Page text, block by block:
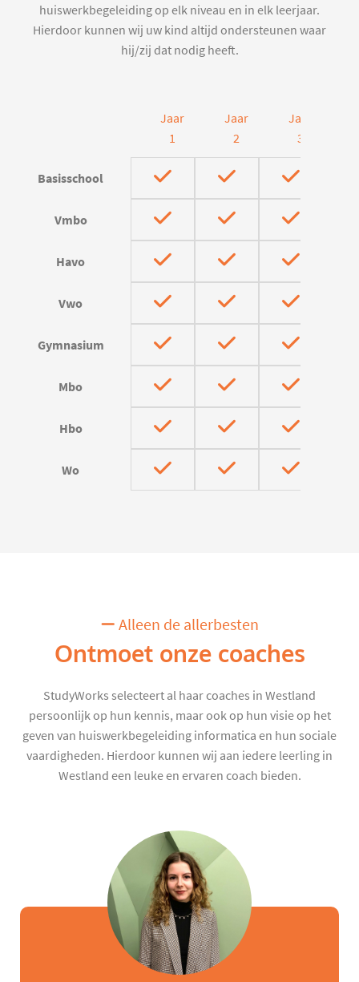
huiswerkbegeleiding op elk niveau en in elk leerjaar.
Hierdoor kunnen wij uw kind altijd ondersteunen waar
hij/zij dat nodig heeft.
Jaar
1
Jaar
2
Jaar
3
Basisschool
Vmbo
Havo
Vwo
Gymnasium
Mbo
Hbo
Wo
Alleen de allerbesten
Ontmoet onze coaches
StudyWorks selecteert al haar coaches in Westland
persoonlijk op hun kennis, maar ook op hun visie op het
geven van huiswerkbegeleiding informatica en hun sociale
vaardigheden. Hierdoor kunnen wij aan iedere leerling in
Westland een leuke en ervaren coach bieden.